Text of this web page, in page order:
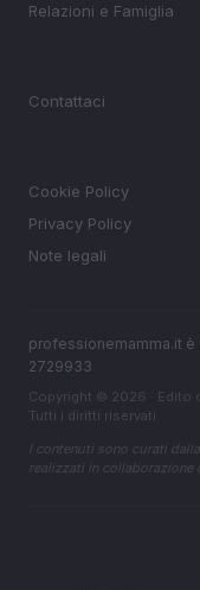
Relazioni e Famiglia
Contattaci
Cookie Policy
Privacy Policy
Note legali
professionemamma.it è
2729933
Copyright © 2026 · Edito
Tutti i diritti riservati
I contenuti sono curati
realizzati in collaborazione